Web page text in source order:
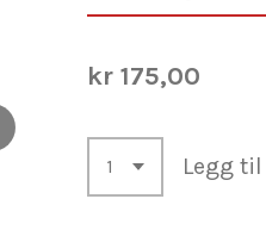
kr 175,00
Legg